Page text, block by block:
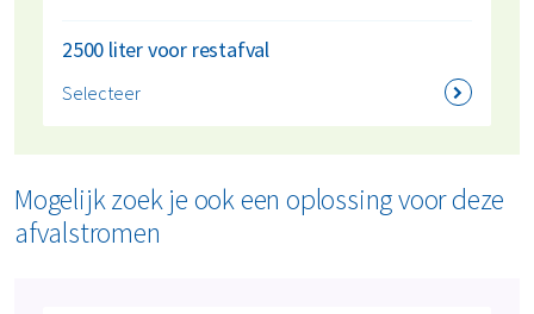
2500 liter voor restafval
Selecteer
Mogelijk zoek je ook een oplossing voor deze
afvalstromen